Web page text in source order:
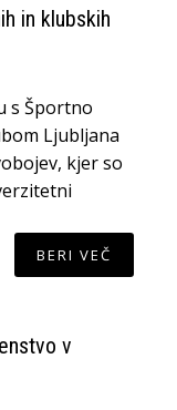
in klubskih
s Športno
Ljubljana
kjer so
BERI VEČ
v